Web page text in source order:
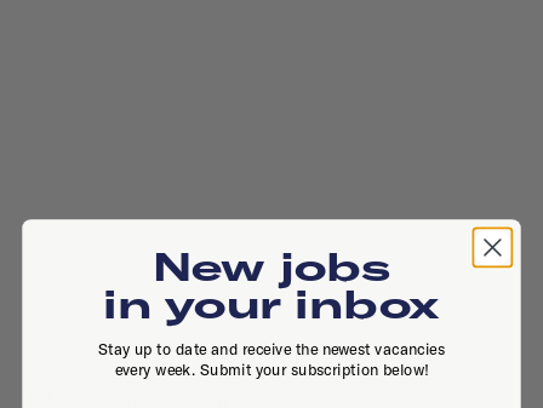
New jobs
in your inbox
Stay up to date and receive the newest vacancies
every week. Submit your subscription below!